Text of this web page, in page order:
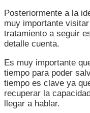
Posteriormente a la
muy importante
tratamiento a seguir
detalle cuenta.
Es muy importante
tiempo para poder
tiempo es clave ya
recuperar la
llegar a hablar.